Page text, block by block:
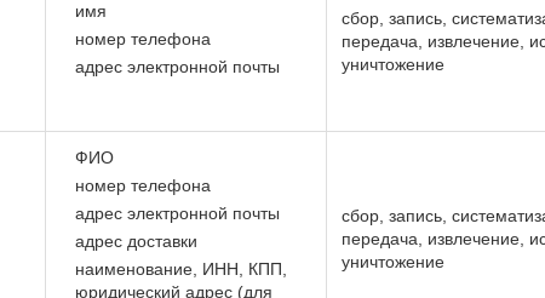
имя
номер телефона
адрес электронной почты
сбор, запись,
передача, извлечение,
уничтожение
ФИО
номер телефона
адрес электронной почты
адрес доставки
наименование, ИНН, КПП,
юридический адрес (для
сбор, запись,
передача, извлечение,
уничтожение